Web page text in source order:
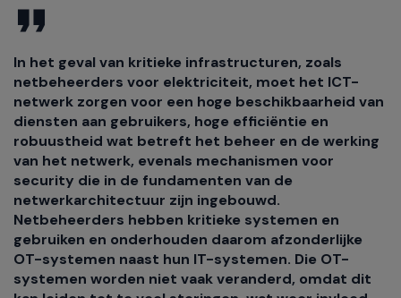
In het geval van kritieke infrastructuren, zoals
netbeheerders voor elektriciteit, moet het ICT-
netwerk zorgen voor een hoge beschikbaarheid van
diensten aan gebruikers, hoge efficiëntie en
robuustheid wat betreft het beheer en de werking
van het netwerk, evenals mechanismen voor
security die in de fundamenten van de
netwerkarchitectuur zijn ingebouwd.
Netbeheerders hebben kritieke systemen en
gebruiken en onderhouden daarom afzonderlijke
OT-systemen naast hun IT-systemen. Die OT-
systemen worden niet vaak veranderd, omdat dit